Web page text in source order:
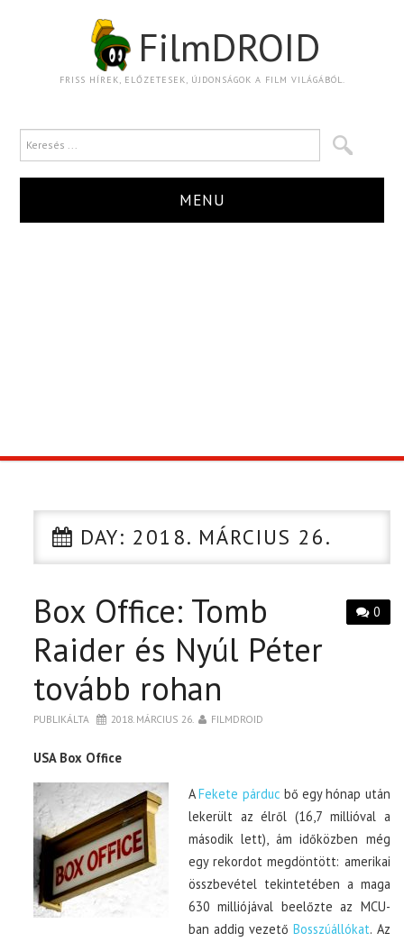
FilmDROID
FRISS HÍREK, ELŐZETESEK, ÚJDONSÁGOK A FILM VILÁGÁBÓL.
MENU
CIKK
PÓLÓ RENDELÉS
DAY: 2018. MÁRCIUS 26.
0
Box Office: Tomb
Raider és Nyúl Péter
tovább rohan
PUBLIKÁLTA 2018. MÁRCIUS 26. FILMDROID
USA Box Office
AFekete párduc bő egy hónap után
lekerült az élről (16,7 millióval a
második lett), ám időközben még
egy rekordot megdöntött: amerikai
összbevétel tekintetében a maga
630 milliójával beelőzte az MCU-
ban addig vezetőBosszúállókat. Az